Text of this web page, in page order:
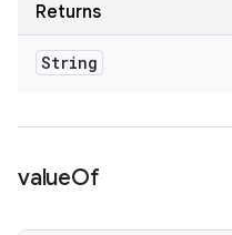
Returns
String
valueOf